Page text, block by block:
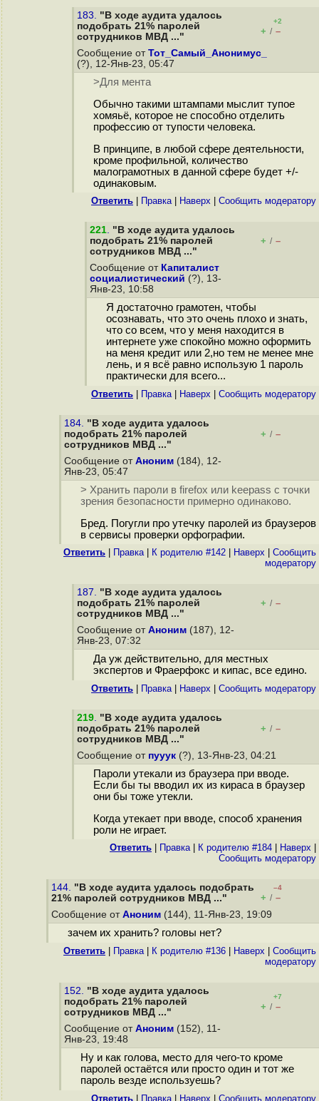
183. "В ходе аудита удалось
подобрать 21% паролей
сотрудников МВД ..."
+2
+ / –
Сообщение от Тот_Самый_Анонимус_
(?), 12-Янв-23, 05:47
>Для мента
Обычно такими штампами мыслит тупое
хомяьё, которое не способно отделить
профессию от тупости человека.
В принципе, в любой сфере деятельности,
кроме профильной, количество
малограмотных в данной сфере будет +/-
одинаковым.
Ответить Правка| Наверх Cообщить модератору
221. "В ходе аудита удалось
подобрать 21% паролей
сотрудников МВД ..."
+ / –
Сообщение от Капиталист
социалистический (?), 13-
Янв-23, 10:58
Я достаточно грамотен, чтобы
осознавать, что это очень плохо и знать,
что со всем, что у меня находится в
интернете уже спокойно можно оформить
на меня кредит или 2,но тем не менее мне
лень, и я всё равно использую 1 пароль
практически для всего...
Ответить Правка| Наверх Cообщить модератору
184. "В ходе аудита удалось
подобрать 21% паролей
сотрудников МВД ..."
+ / –
Сообщение от Аноним (184), 12-
Янв-23, 05:47
> Хранить пароли в firefox или keepass с точки
зрения безопасности примерно одинаково.
Бред. Погугли про утечку паролей из браузеров
в сервисы проверки орфографии.
Ответить Правка| К родителю #142 Наверх
Cообщить
модератору
187. "В ходе аудита удалось
подобрать 21% паролей
сотрудников МВД ..."
+ / –
Сообщение от Аноним (187), 12-
Янв-23, 07:32
Да уж действительно, для местных
экспертов и Фраерфокс и кипас, все едино.
Ответить Правка| Наверх Cообщить модератору
219. "В ходе аудита удалось
подобрать 21% паролей
сотрудников МВД ..."
+ / –
Сообщение от пууук (?), 13-Янв-23, 04:21
Пароли утекали из браузера при вводе.
Если бы ты вводил их из кираса в браузер
они бы тоже утекли.
Когда утекает при вводе, способ хранения
роли не играет.
Ответить Правка| К родителю #184 Наверх
Cообщить модератору
144. "В ходе аудита удалось подобрать
21% паролей сотрудников МВД ..."
–4
+ / –
Сообщение от Аноним (144), 11-Янв-23, 19:09
зачем их хранить? головы нет?
Ответить Правка| К родителю #136 Наверх
Cообщить
модератору
152. "В ходе аудита удалось
подобрать 21% паролей
сотрудников МВД ..."
+7
+ / –
Сообщение от Аноним (152), 11-
Янв-23, 19:48
Ну и как голова, место для чего-то кроме
паролей остаётся или просто один и тот же
пароль везде используешь?
Ответить Правка Наверх Cообщить модератору